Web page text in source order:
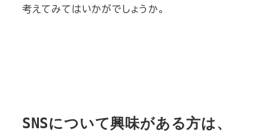
考えてみてはいかがでしょうか。
SNSについて興味がある方は、